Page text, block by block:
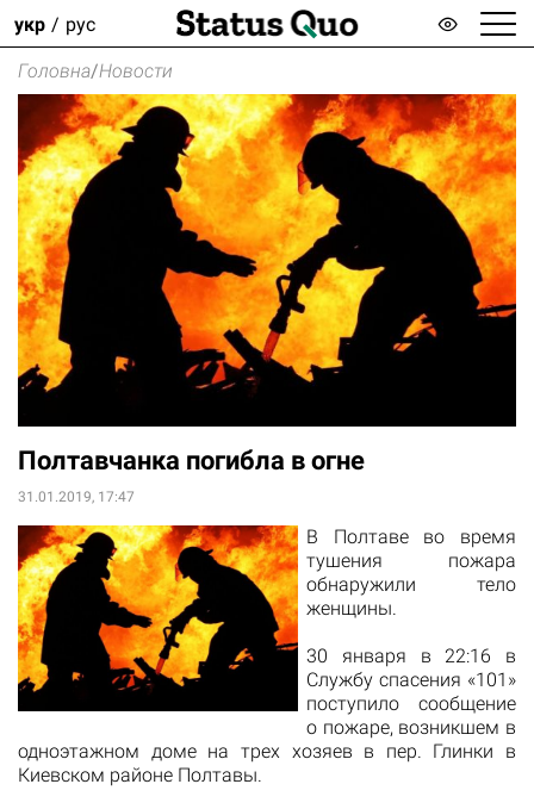
укр рус
Головна/Новости
Полтавчанка погибла в огне
31.01.2019, 17:47
В Полтаве во время
тушения пожара
обнаружили тело
женщины.
30 января в 22:16 в
Службу спасения «101»
поступило сообщение
о пожаре, возникшем в
одноэтажном доме на трех хозяев в пер. Глинки в
Киевском районе Полтавы.